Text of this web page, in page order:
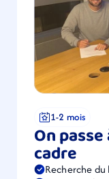
1-2 mois
On
cadre
Recherche du